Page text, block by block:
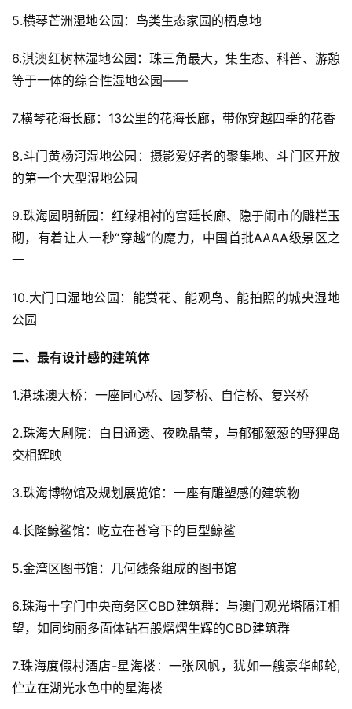
5.横琴芒洲湿地公园：鸟类生态家园的栖息地
6.淇澳红树林湿地公园：珠三角最大，集生态、科普、游憩
等于一体的综合性湿地公园——
7.横琴花海长廊：13公里的花海长廊，带你穿越四季的花香
8.斗门黄杨河湿地公园：摄影爱好者的聚集地、斗门区开放
的第一个大型湿地公园
9.珠海圆明新园：红绿相衬的宫廷长廊、隐于闹市的雕栏玉
砌，有着让人一秒“穿越”的魔力，中国首批AAAA级景区之
一
10.大门口湿地公园：能赏花、能观鸟、能拍照的城央湿地
公园
二、最有设计感的建筑体
1.港珠澳大桥：一座同心桥、圆梦桥、自信桥、复兴桥
2.珠海大剧院：白日通透、夜晚晶莹，与郁郁葱葱的野狸岛
交相辉映
3.珠海博物馆及规划展览馆：一座有雕塑感的建筑物
4.长隆鲸鲨馆：屹立在苍穹下的巨型鲸鲨
5.金湾区图书馆：几何线条组成的图书馆
6.珠海十字门中央商务区CBD建筑群：与澳门观光塔隔江相
望，如同绚丽多面体钻石般熠熠生辉的CBD建筑群
7.珠海度假村酒店-星海楼：一张风帆，犹如一艘豪华邮轮,
伫立在湖光水色中的星海楼